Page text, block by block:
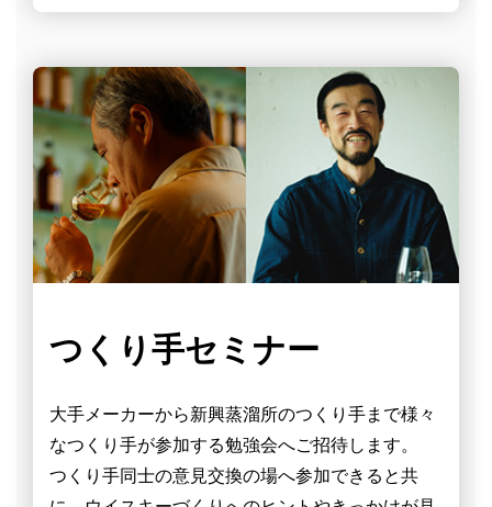
つくり手セミナー
大手メーカーから新興蒸溜所のつくり手まで様々
なつくり手が参加する勉強会へご招待します。
つくり手同士の意見交換の場へ参加できると共